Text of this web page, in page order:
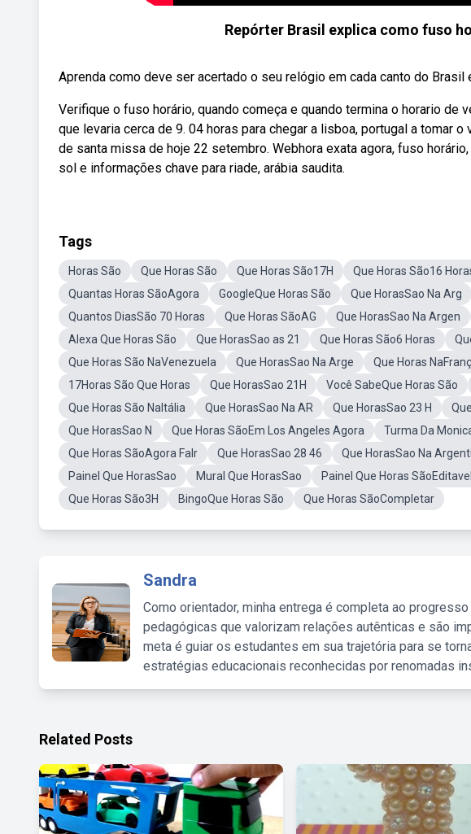
Repórter Brasil explica como fuso
Aprenda como deve ser acertado o seu relógio em cada canto do Brasil
Verifique o fuso horário, quando começa e quando termina o horario de
que levaria cerca de 9. 04 horas para chegar a lisboa, portugal a tomar
de santa missa de hoje 22 setembro. Webhora exata agora, fuso
sol e informações chave para riade, arábia saudita.
Tags
Horas São Que Horas São Que Horas São17H Que Horas São16
Quantas Horas SãoAgora
GoogleQue Horas São Que HorasSao Na Arg
Quantos DiasSão 70 Horas
Que Horas SãoAG Que HorasSao Na Argen
Alexa Que Horas São
Que HorasSao as 21 Que Horas São6 Horas
Que Horas São NaVenezuela
Que HorasSao Na Arge Que Horas
17Horas São Que Horas
Que HorasSao 21H Você SabeQue Horas São
Que Horas São NaItália
Que HorasSao Na AR Que HorasSao 23 H
Que HorasSao N
Que Horas SãoEm Los Angeles Agora Turma Da
Que Horas SãoAgora Falr
Que HorasSao 28 46 Que HorasSao Na Argenti
Painel Que HorasSao
Mural Que HorasSao Painel Que Horas SãoEditavel
Que Horas São3H
BingoQue Horas São Que Horas SãoCompletar
Sandra
Como orientador, minha entrega é completa ao
pedagógicas que valorizam relações autênticas e são
meta é guiar os estudantes em sua trajetória para se
estratégias educacionais reconhecidas por renomadas
Related Posts